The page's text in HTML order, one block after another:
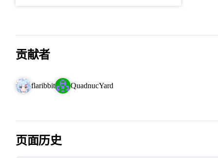
贡献者
flaribbit QuadnucYard
页面历史